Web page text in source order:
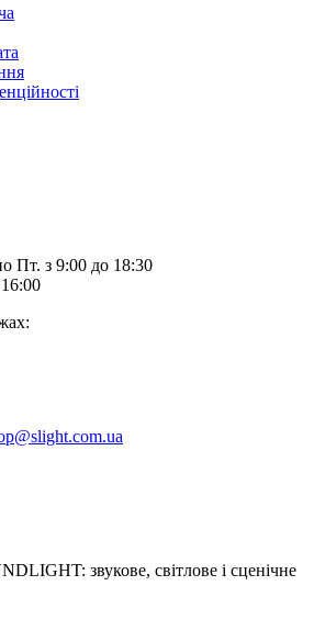
Пт. з 9:00 до 18:30
звукове, світлове і сценічне